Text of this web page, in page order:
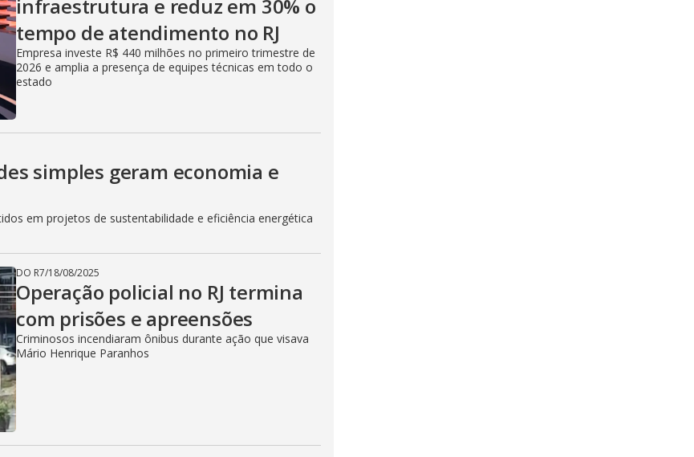
infraestrutura e reduz em 30% o
tempo de atendimento no RJ
Empresa investe R$ 440 milhões no primeiro trimestre de
2026 e amplia a presença de equipes técnicas em todo o
estado
simples geram economia e
em projetos de sustentabilidade e eficiência energética
DO R7/18/08/2025
Operação policial no RJ termina
com prisões e apreensões
Criminosos incendiaram ônibus durante ação que visava
Mário Henrique Paranhos